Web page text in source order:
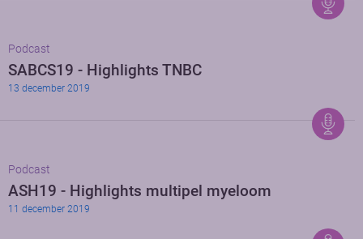
Podcast
SABCS19 - Highlights TNBC
13 december 2019
Podcast
ASH19 - Highlights multipel myeloom
11 december 2019